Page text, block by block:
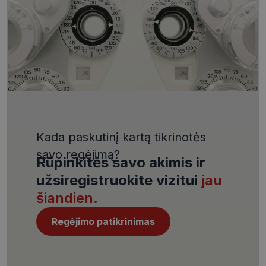
Kada paskutinį kartą tikrinotės
savo regėjimą?
Rūpinkitės savo akimis ir
užsiregistruokite vizitui jau
šiandien.
Regėjimo patikrinimas
VISITOR_PRIVACY_METADATA
YouTube
.youtube.com
5 mėnesiai
4 savaitės
CookieScriptConsent
www.visionexpress.lt